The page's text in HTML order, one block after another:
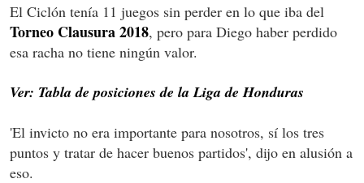
El Ciclón tenía 11 juegos sin perder en lo que iba del
Torneo Clausura 2018, pero para Diego haber perdido
esa racha no tiene ningún valor.
Ver: Tabla de posiciones de la Liga de Honduras
'El invicto no era importante para nosotros, sí los tres
puntos y tratar de hacer buenos partidos', dijo en alusión a
eso.